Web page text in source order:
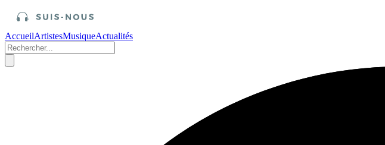
AccueilArtistesMusiqueActualités